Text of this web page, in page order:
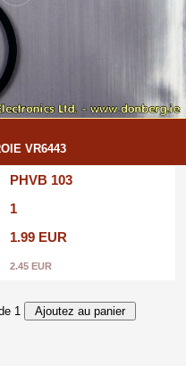
VR6443
PHVB 103
1
1.99 EUR
2.45 EUR
1